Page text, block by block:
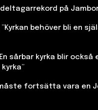
deltagarrekord på
behöver bli en
sårbar kyrka blir också
måste fortsätta vara en